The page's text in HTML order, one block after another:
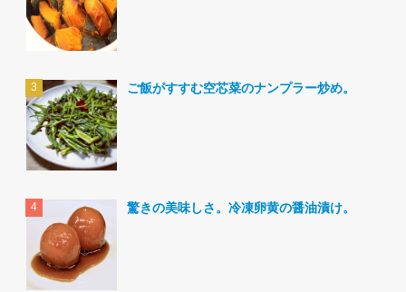
ご飯がすすむ空芯菜のナンプラー炒め。
驚きの美味しさ。冷凍卵黄の醤油漬け。